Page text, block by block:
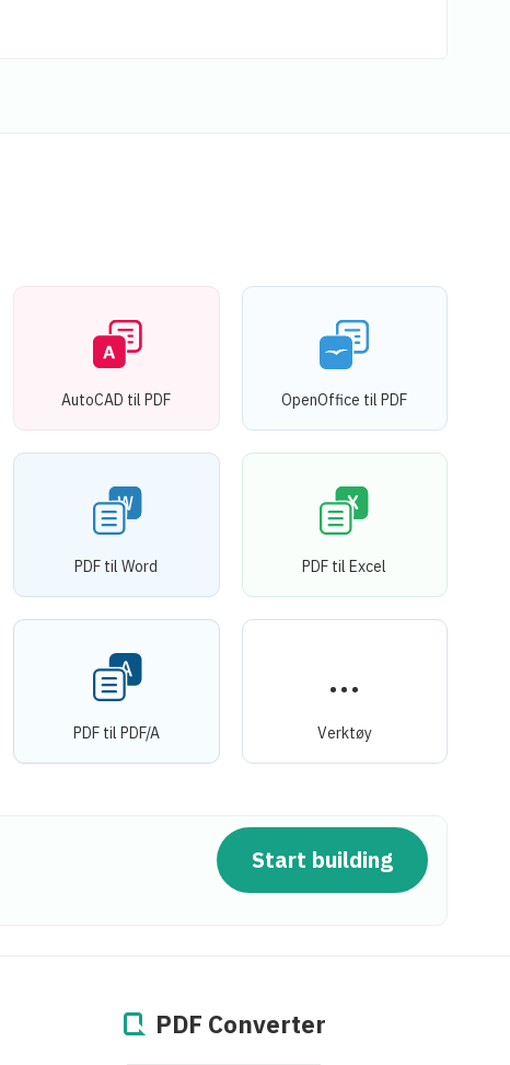
AutoCAD til PDF OpenOffice til PDF
PDF til Word PDF til Excel
PDF til PDF/A Verktøy
Start building
PDF Converter